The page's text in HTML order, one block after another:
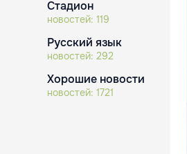
Стадион
новостей: 119
Русский язык
новостей: 292
Хорошие новости
новостей: 1721